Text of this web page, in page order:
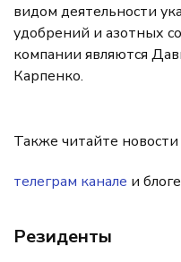
видом деятельности
удобрений и азотных
компании являются
Карпенко.
Также читайте
телеграм канале и
Резиденты